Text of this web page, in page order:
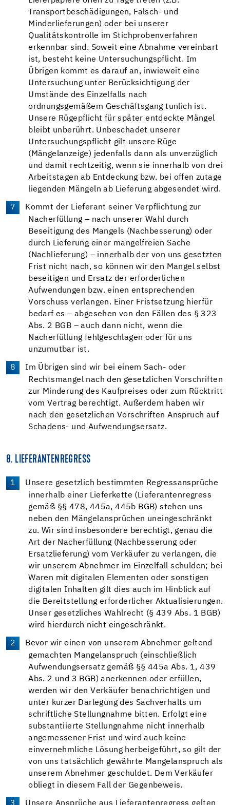
Transportbeschädigungen, Falsch- und
Minderlieferungen) oder bei unserer
Qualitätskontrolle im Stichprobenverfahren
erkennbar sind. Soweit eine Abnahme vereinbart
ist, besteht keine Untersuchungspflicht. Im
Übrigen kommt es darauf an, inwieweit eine
Untersuchung unter Berücksichtigung der
Umstände des Einzelfalls nach
ordnungsgemäßem Geschäftsgang tunlich ist.
Unsere Rügepflicht für später entdeckte Mängel
bleibt unberührt. Unbeschadet unserer
Untersuchungspflicht gilt unsere Rüge
(Mängelanzeige) jedenfalls dann als unverzüglich
und damit rechtzeitig, wenn sie innerhalb von drei
Arbeitstagen ab Entdeckung bzw. bei offen zutage
liegenden Mängeln ab Lieferung abgesendet wird.
Kommt der Lieferant seiner Verpflichtung zur
Nacherfüllung – nach unserer Wahl durch
Beseitigung des Mangels (Nachbesserung) oder
durch Lieferung einer mangelfreien Sache
(Nachlieferung) – innerhalb der von uns gesetzten
Frist nicht nach, so können wir den Mangel selbst
beseitigen und Ersatz der erforderlichen
Aufwendungen bzw. einen entsprechenden
Vorschuss verlangen. Einer Fristsetzung hierfür
bedarf es – abgesehen von den Fällen des § 323
Abs. 2 BGB – auch dann nicht, wenn die
Nacherfüllung fehlgeschlagen oder für uns
unzumutbar ist.
Im Übrigen sind wir bei einem Sach- oder
Rechtsmangel nach den gesetzlichen Vorschriften
zur Minderung des Kaufpreises oder zum Rücktritt
vom Vertrag berechtigt. Außerdem haben wir
nach den gesetzlichen Vorschriften Anspruch auf
Schadens- und Aufwendungsersatz.
8. LIEFERANTENREGRESS
Unsere gesetzlich bestimmten Regressansprüche
innerhalb einer Lieferkette (Lieferantenregress
gemäß §§ 478, 445a, 445b BGB) stehen uns
neben den Mängelansprüchen uneingeschränkt
zu. Wir sind insbesondere berechtigt, genau die
Art der Nacherfüllung (Nachbesserung oder
Ersatzlieferung) vom Verkäufer zu verlangen, die
wir unserem Abnehmer im Einzelfall schulden; bei
Waren mit digitalen Elementen oder sonstigen
digitalen Inhalten gilt dies auch im Hinblick auf
die Bereitstellung erforderlicher Aktualisierungen.
Unser gesetzliches Wahlrecht (§ 439 Abs. 1 BGB)
wird hierdurch nicht eingeschränkt.
Bevor wir einen von unserem Abnehmer geltend
gemachten Mangelanspruch (einschließlich
Aufwendungsersatz gemäß §§ 445a Abs. 1, 439
Abs. 2 und 3 BGB) anerkennen oder erfüllen,
werden wir den Verkäufer benachrichtigen und
unter kurzer Darlegung des Sachverhalts um
schriftliche Stellungnahme bitten. Erfolgt eine
substantiierte Stellungnahme nicht innerhalb
angemessener Frist und wird auch keine
einvernehmliche Lösung herbeigeführt, so gilt der
von uns tatsächlich gewährte Mangelanspruch als
unserem Abnehmer geschuldet. Dem Verkäufer
obliegt in diesem Fall der Gegenbeweis.